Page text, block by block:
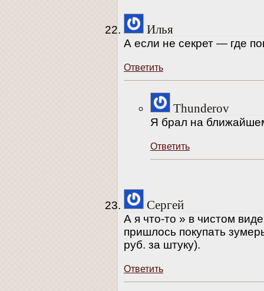
Илья
А если не секрет — где
Ответить
Thunderov
Я брал на
Ответить
Сергей
А я что-то » в чистом
пришлось покупать
руб. за штуку).
Ответить